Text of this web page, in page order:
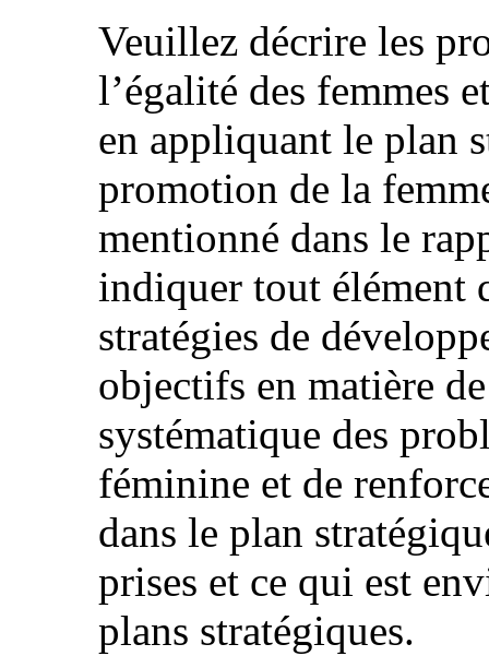
Veuillez décrire les
l’égalité des femmes
en appliquant le plan
promotion de la
mentionné dans le
indiquer tout élément
stratégies de
objectifs en matière
systématique des
féminine et de
dans le plan
prises et ce qui est
plans stratégiques.